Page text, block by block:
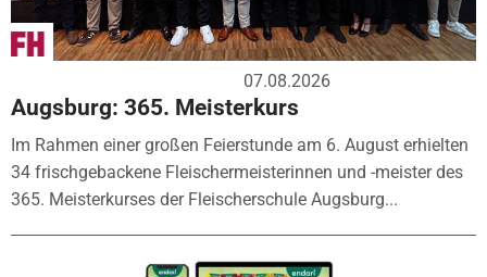
07.08.2026
Augsburg: 365. Meisterkurs
Im Rahmen einer großen Feierstunde am 6. August erhielten
34 frischgebackene Fleischermeisterinnen und -meister des
365. Meisterkurses der Fleischerschule Augsburg...